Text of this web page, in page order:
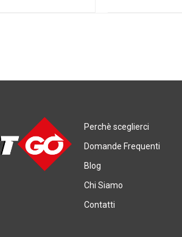
Perchè sceglierci
Domande Frequenti
Blog
Chi Siamo
Contatti